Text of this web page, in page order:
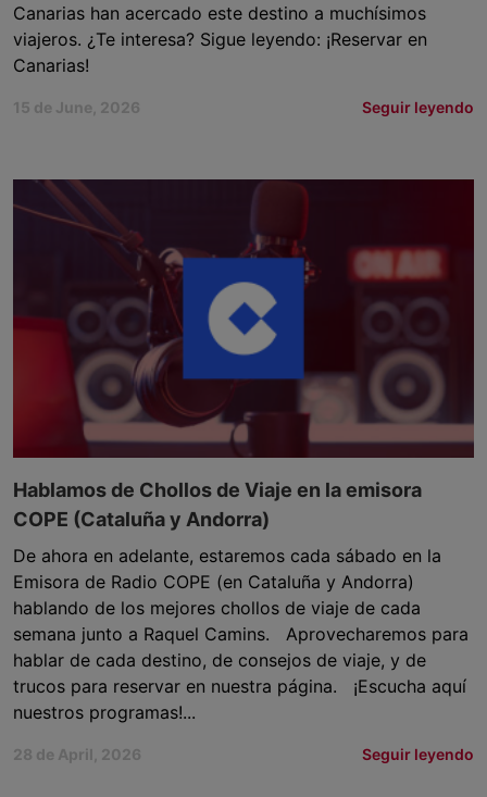
Canarias han acercado este destino a muchísimos
viajeros. ¿Te interesa? Sigue leyendo: ¡Reservar en
Canarias!
15 de June, 2026 Seguir leyendo
Hablamos de Chollos de Viaje en la emisora
COPE (Cataluña y Andorra)
De ahora en adelante, estaremos cada sábado en la
Emisora de Radio COPE (en Cataluña y Andorra)
hablando de los mejores chollos de viaje de cada
semana junto a Raquel Camins. Aprovecharemos para
hablar de cada destino, de consejos de viaje, y de
trucos para reservar en nuestra página. ¡Escucha aquí
nuestros programas!...
28 de April, 2026 Seguir leyendo